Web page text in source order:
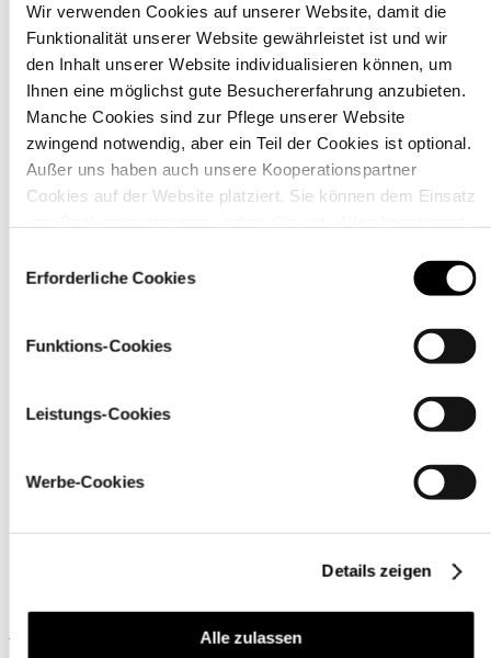
Wir verwenden Cookies auf unserer Website, damit die
Funktionalität unserer Website gewährleistet ist und wir
den Inhalt unserer Website individualisieren können, um
Ihnen eine möglichst gute Besuchererfahrung anzubieten.
Manche Cookies sind zur Pflege unserer Website
zwingend notwendig, aber ein Teil der Cookies ist optional.
Außer uns haben auch unsere Kooperationspartner
Cookies auf der Website platziert. Sie können dem Einsatz
über den Link „Cookie-Einstellungen
Erforderliche Cookies
Funktions-Cookies
Leistungs-Cookies
Werbe-Cookies
Details zeigen
Alle zulassen
Material
Ähnliche Produkte